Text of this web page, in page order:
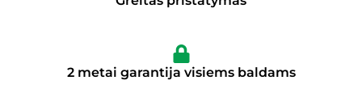
2 metai garantija visiems baldams